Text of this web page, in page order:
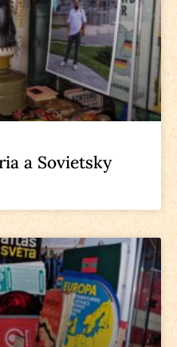
a Sovietsky